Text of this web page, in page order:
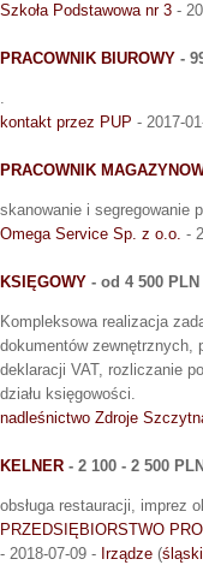
Szkoła Podstawowa nr 3 -
PRACOWNIK BIUROWY -
.
kontakt przez PUP - 2017-
PRACOWNIK
skanowanie i segregowanie
Omega Service Sp. z o.o. -
KSIĘGOWY - od 4 500 PLN
Kompleksowa realizacja
dokumentów zewnętrznych,
deklaracji VAT, rozliczanie
działu księgowości.
nadleśnictwo Zdroje
KELNER - 2 100 - 2 500 PLN
obsługa restauracji, imprez
PRZEDSIĘBIORSTWO
- 2018-07-09 - Irządze (